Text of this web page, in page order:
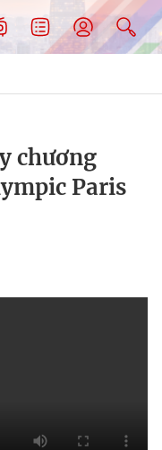
chương
Paris